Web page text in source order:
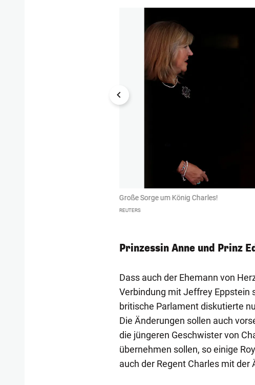
Große Sorge um König Charles!
REUTERS
Prinzessin Anne und Prinz
Dass auch der Ehemann von
Verbindung mit Jeffrey Eppstein
britische Parlament diskutierte
Die Änderungen sollen auch
die jüngeren Geschwister von
übernehmen sollen, so einige
auch der Regent Charles mit